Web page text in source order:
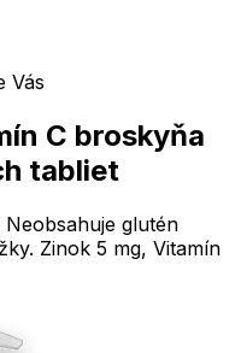
Vás
C broskyňa
tabliet
glutén
Zinok 5 mg, Vitamín